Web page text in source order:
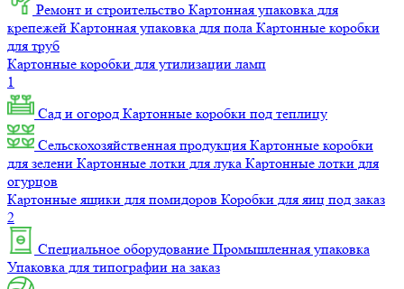
Ремонт и строительство Картонная упаковка для
крепежей Картонная упаковка для пола Картонные коробки
для труб
Картонные коробки для утилизации ламп
1
Сад и огород Картонные коробки под теплицу
Сельскохозяйственная продукция Картонные коробки
для зелени Картонные лотки для лука Картонные лотки для
огурцов
Картонные ящики для помидоров Коробки для яиц под заказ
2
Специальное оборудование Промышленная упаковка
Упаковка для типографии на заказ